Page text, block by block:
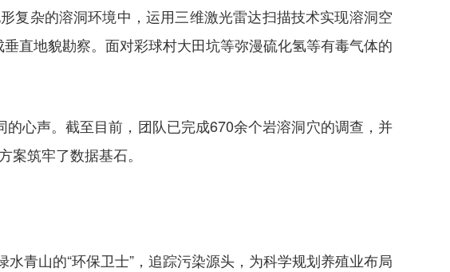
复杂的溶洞环境中，运用三维激光雷达扫描技术实现溶洞空
直地貌勘察。面对彩球村大田坑等弥漫硫化氢等有毒气体的
心声。截至目前，团队已完成670余个岩溶洞穴的调查，并
筑牢了数据基石。
青山的“环保卫士”，追踪污染源头，为科学规划养殖业布局